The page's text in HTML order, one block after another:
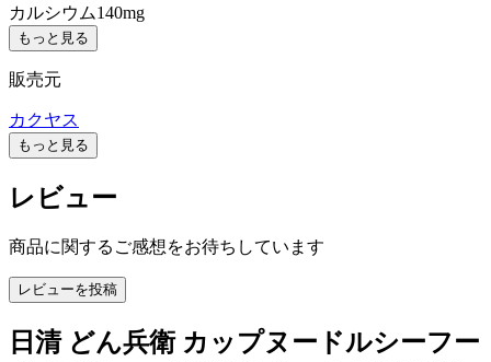
カルシウム140mg
もっと見る
販売元
カクヤス
もっと見る
レビュー
商品に関するご感想をお待ちしています
レビューを投稿
日清 どん兵衛 カップヌードルシーフー